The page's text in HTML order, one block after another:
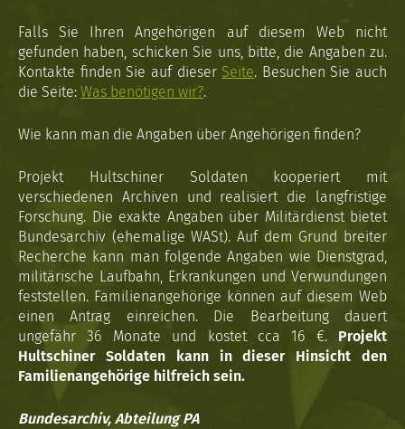
Falls Sie Ihren Angehörigen auf diesem Web nicht
gefunden haben, schicken Sie uns, bitte, die Angaben zu.
Kontakte finden Sie auf dieser Seite. Besuchen Sie auch
die Seite: Was benötigen wir?.
Wie kann man die Angaben über Angehörigen finden?
Projekt Hultschiner Soldaten kooperiert mit
verschiedenen Archiven und realisiert die langfristige
Forschung. Die exakte Angaben über Militärdienst bietet
Bundesarchiv (ehemalige WASt). Auf dem Grund breiter
Recherche kann man folgende Angaben wie Dienstgrad,
militärische Laufbahn, Erkrankungen und Verwundungen
feststellen. Familienangehörige können auf diesem Web
einen Antrag einreichen. Die Bearbeitung dauert
ungefähr 36 Monate und kostet cca 16 €. Projekt
Hultschiner Soldaten kann in dieser Hinsicht den
Familienangehörige hilfreich sein.
Bundesarchiv, Abteilung PA